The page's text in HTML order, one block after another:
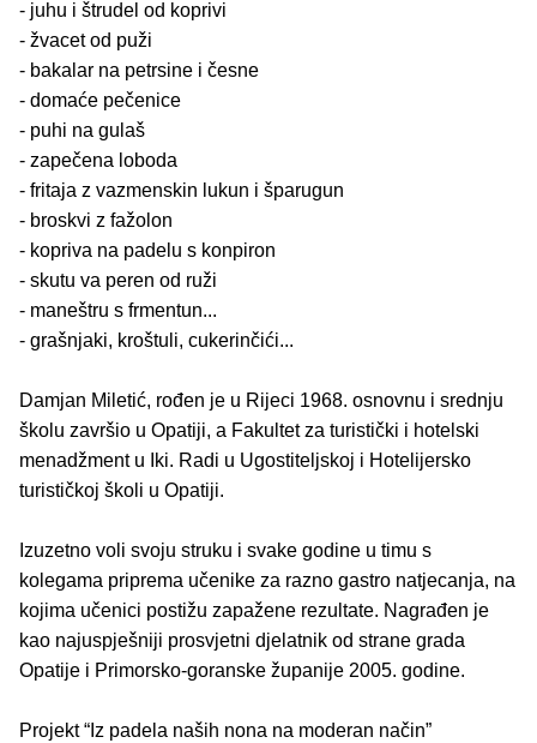
- juhu i štrudel od koprivi
- žvacet od puži
- bakalar na petrsine i česne
- domaće pečenice
- puhi na gulaš
- zapečena loboda
- fritaja z vazmenskin lukun i šparugun
- broskvi z fažolon
- kopriva na padelu s konpiron
- skutu va peren od ruži
- maneštru s frmentun...
- grašnjaki, kroštuli, cukerinčići...
Damjan Miletić, rođen je u Rijeci 1968. osnovnu i srednju
školu završio u Opatiji, a Fakultet za turistički i hotelski
menadžment u Iki. Radi u Ugostiteljskoj i Hotelijersko
turističkoj školi u Opatiji.
Izuzetno voli svoju struku i svake godine u timu s
kolegama priprema učenike za razno gastro natjecanja, na
kojima učenici postižu zapažene rezultate. Nagrađen je
kao najuspješniji prosvjetni djelatnik od strane grada
Opatije i Primorsko-goranske županije 2005. godine.
Projekt “Iz padela naših nona na moderan način”